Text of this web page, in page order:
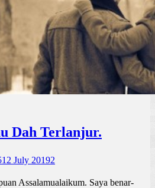
Dah Terlanjur.
12 July 20192
Assalamualaikum. Saya benar-